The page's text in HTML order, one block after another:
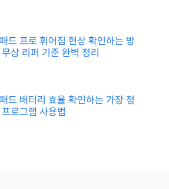
드 프로 휘어짐 현상 확인하는 방
상 리퍼 기준 완벽 정리
드 배터리 효율 확인하는 가장 정
로그램 사용법